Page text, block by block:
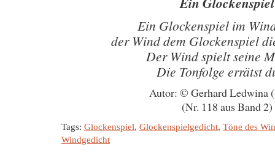
Ein Glockenspiel im
der Wind dem Glockenspiel
Der Wind spielt seine
Die Tonfolge errätst
Autor: © Gerhard Ledwina
(Nr. 118 aus Band 2)
Tags: Glockenspiel, Glockenspielgedicht, Töne des
Windgedicht